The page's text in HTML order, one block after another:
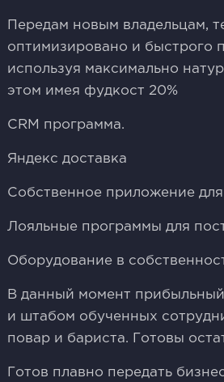
Передам новым владельцам,
оптимизировано и быстрого
используя максимально
этом имея фудкост 20%
CRM программа.
Яндекс доставка
Собственное приложение для
Лояльные программы для
Оборудование в
В данный момент
и штабом обученных
повар и бариста. Готовы
Готов плавно передать